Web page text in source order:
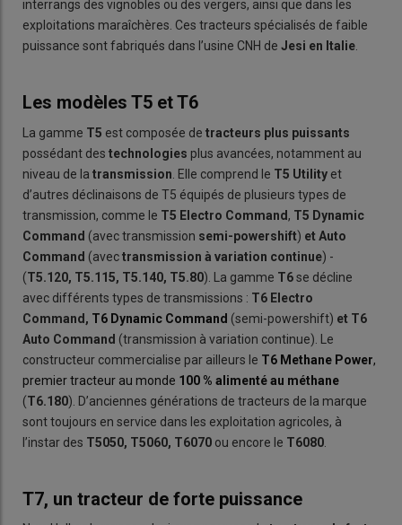
interrangs des vignobles ou des vergers, ainsi que dans les
exploitations maraîchères. Ces tracteurs spécialisés de faible
puissance sont fabriqués dans l’usine CNH de Jesi en Italie.
Les modèles T5 et T6
La gamme T5 est composée de tracteurs plus puissants
possédant des technologies plus avancées, notamment au
niveau de la transmission . Elle comprend le T5 Utility et
d’autres déclinaisons de T5 équipés de plusieurs types de
transmission, comme le T5 Electro Command , T5 Dynamic
Command (avec transmission semi-powershift) et Auto
Command (avectransmission à variation continue) -
(T5.120, T5.115, T5.140, T5.80). La gamme T6se décline
avec différents types de transmissions : T6 Electro
Command, T6 Dynamic Command (semi-powershift) et T6
Auto Command (transmission à variation continue). Le
constructeur commercialise par ailleurs le T6 Methane Power,
premier tracteur au monde 100 % alimenté au méthane
(T6.180). D’anciennes générations de tracteurs de la marque
sont toujours en service dans les exploitation agricoles, à
l’instar des T5050, T5060, T6070 ou encore le T6080
T7, un tracteur de forte puissance